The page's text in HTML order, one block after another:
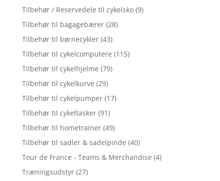
Tilbehør / Reservedele til cykelsko (9)
Tilbehør til bagagebærer (28)
Tilbehør til børnecykler (43)
Tilbehør til cykelcomputere (115)
Tilbehør til cykelhjelme (79)
Tilbehør til cykelkurve (29)
Tilbehør til cykelpumper (17)
Tilbehør til cykeltasker (91)
Tilbehør til hometrainer (49)
Tilbehør til sadler & sadelpinde (40)
Tour de France - Teams & Merchandise (4)
Træningsudstyr (27)